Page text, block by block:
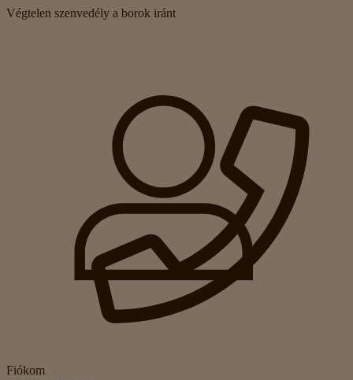
Végtelen szenvedély a borok iránt
Fiókom